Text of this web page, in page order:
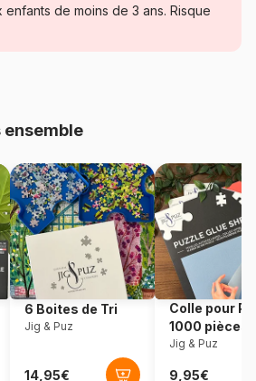
Allemagne
Ravensburger-00205
4005555002055
500 pièces
49 x 36 cm
de moins de 3 ans. Risque
ensemble
6 Boites de Tri
Jig & Puz
Colle pour
1000 pièces
Jig & Puz